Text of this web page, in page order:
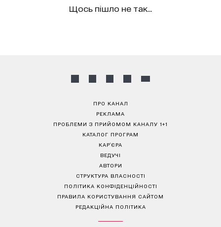
Щось пішло не так...
ПРО КАНАЛ
РЕКЛАМА
ПРОБЛЕМИ З ПРИЙОМОМ КАНАЛУ 1+1
КАТАЛОГ ПРОГРАМ
КАР’ЄРА
ВЕДУЧІ
АВТОРИ
СТРУКТУРА ВЛАСНОСТІ
ПОЛІТИКА КОНФІДЕНЦІЙНОСТІ
ПРАВИЛА КОРИСТУВАННЯ САЙТОМ
РЕДАКЦІЙНА ПОЛІТИКА